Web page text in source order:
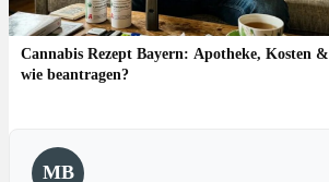
Cannabis Rezept Bayern: Apotheke, Kosten &
wie beantragen?
MB